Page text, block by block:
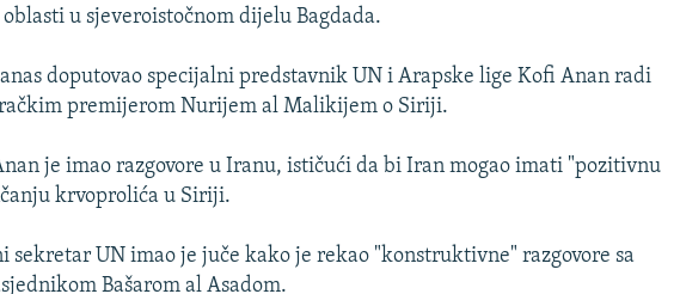
u sjeveroistočnom dijelu Bagdada.
doputovao specijalni predstavnik UN i Arapske lige Kofi Anan radi
premijerom Nurijem al Malikijem o Siriji.
je imao razgovore u Iranu, ističući da bi Iran mogao imati "pozitivnu
krvoprolića u Siriji.
sekretar UN imao je juče kako je rekao "konstruktivne" razgovore sa
Bašarom al Asadom.